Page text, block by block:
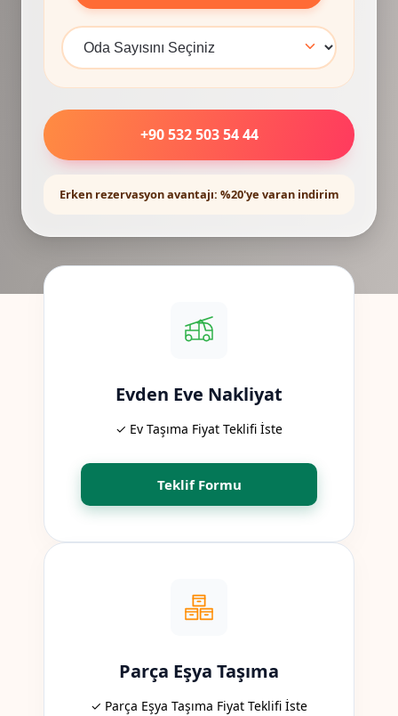
+90 532 503 54 44
Erken rezervasyon avantajı: %20'ye varan indirim
Evden Eve Nakliyat
✓ Ev Taşıma Fiyat Teklifi İste
Teklif Formu
Parça Eşya Taşıma
✓ Parça Eşya Taşıma Fiyat Teklifi İste